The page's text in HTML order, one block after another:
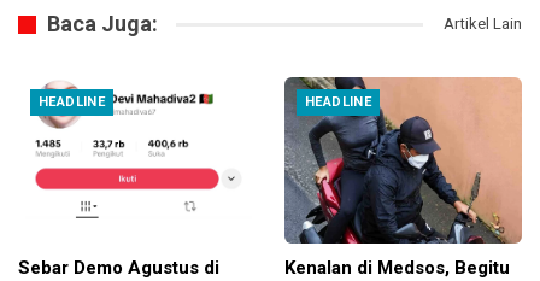
Baca Juga: Artikel Lain
HEADLINE
Sebar Demo Agustus di
HEADLINE
Kenalan di Medsos, Begitu